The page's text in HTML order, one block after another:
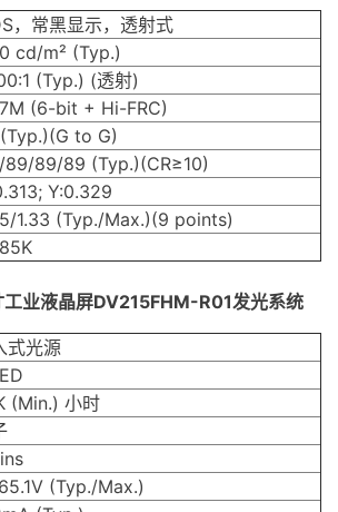
，常黑显示，透射式
cd/m² (Typ.)
(Typ.) (透射)
(6-bit + Hi-FRC)
to G)
89/89/89 (Typ.)(CR≥10)
Y:0.329
1.33 (Typ./Max.)(9 points)
工业液晶屏DV215FHM-R01发光系统
式光源
(Min.) 小时
(Typ./Max.)